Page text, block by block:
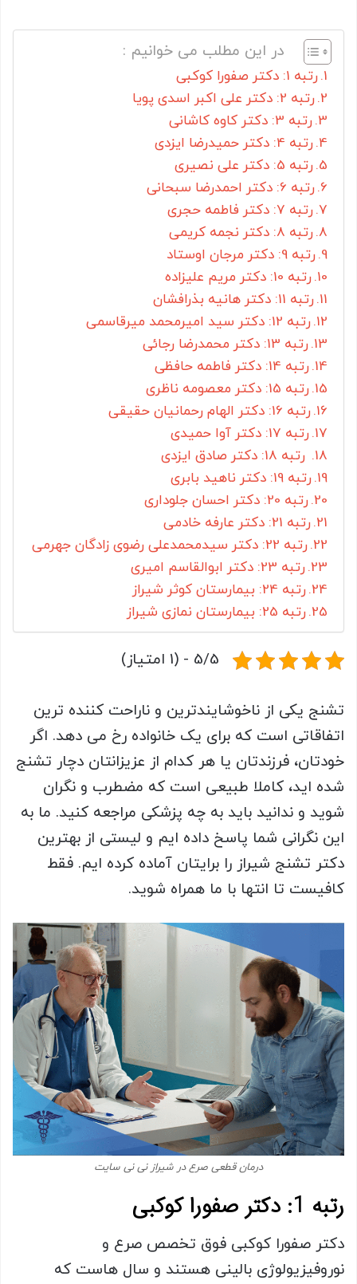
در این مطلب می خوانیم :
رتبه 1: دکتر صفورا کوکبی
رتبه 2: دکتر علی اکبر اسدی پویا
رتبه 3: دکتر کاوه کاشانی
رتبه 4: دکتر حمیدرضا ایزدی
رتبه 5: دکتر علی نصیری
رتبه 6: دکتر احمدرضا سبحانی
رتبه 7: دکتر فاطمه حجری
رتبه 8: دکتر نجمه کریمی
رتبه 9: دکتر مرجان اوستاد
رتبه 10: دکتر مریم علیزاده
رتبه 11: دکتر هانیه بذرافشان
رتبه 12: دکتر سید امیرمحمد میرقاسمی
رتبه 13: دکتر محمدرضا رجائی
رتبه 14: دکتر فاطمه حافظی
رتبه 15: دکتر معصومه ناظری
رتبه 16: دکتر الهام رحمانیان حقیقی
رتبه 17: دکتر آوا حمیدی
رتبه 18: دکتر صادق ایزدی
رتبه 19: دکتر ناهید بابری
رتبه 20: دکتر احسان جلوداری
رتبه 21: دکتر عارفه خادمی
رتبه 22: دکتر سیدمحمدعلی رضوی زادگان جهرمی
رتبه 23: دکتر ابوالقاسم امیری
رتبه 24: بیمارستان کوثر شیراز
رتبه 25: بیمارستان نمازی شیراز
5/5 - (1 امتیاز)
تشنج یکی از ناخوشایندترین و ناراحت کننده ترین
اتفاقاتی است که برای یک خانواده رخ می دهد. اگر
خودتان، فرزندتان یا هر کدام از عزیزانتان دچار تشنج
شده اید، کاملا طبیعی است که مضطرب و نگران
شوید و ندانید باید به چه پزشکی مراجعه کنید. ما به
این نگرانی شما پاسخ داده ایم و لیستی از بهترین
دکتر تشنج شیراز را برایتان آماده کرده ایم. فقط
کافیست تا انتها با ما همراه شوید.
درمان قطعی صرع در شیراز نی نی سایت
رتبه 1: دکتر صفورا کوکبی
دکتر صفورا کوکبی فوق تخصص صرع و
نوروفیزیولوژی بالینی هستند و سال هاست که